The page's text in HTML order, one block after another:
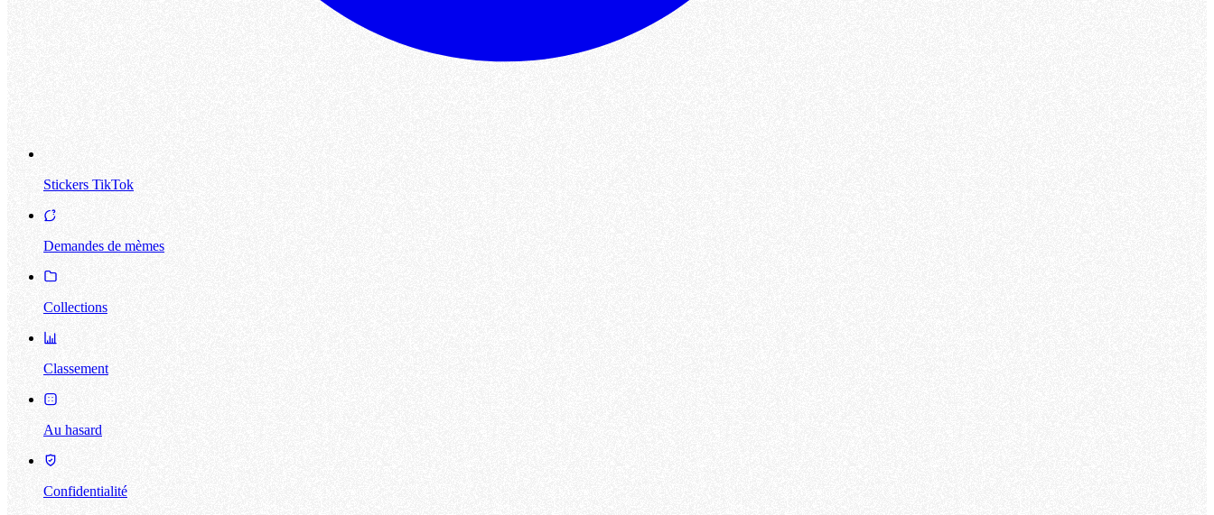
Stickers TikTok
Demandes de mèmes
Collections
Classement
Au hasard
Confidentialité